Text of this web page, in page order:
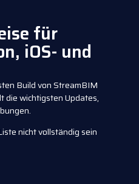
für
iOS- und
Build von StreamBIM
die wichtigsten Updates,
nicht vollständig sein